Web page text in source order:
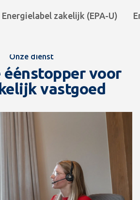
Energielabel zakelijk (EPA-U)
Onze dienst
éénstopper voor
vastgoed